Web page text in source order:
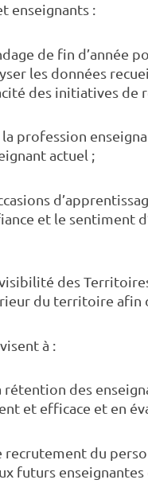
enseignants :
de fin d’année
les données
des initiatives
profession
actuel ;
et le sentiment
des
du territoire afin
à :
des
et efficace et en
du
futurs